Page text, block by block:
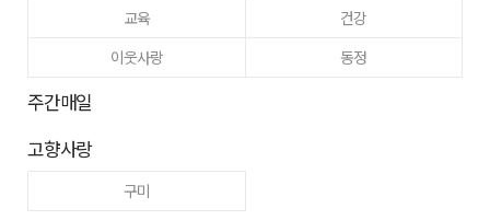
교육
건강
이웃사랑
동정
주간매일
고향사랑
구미